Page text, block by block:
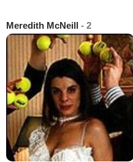
Meredith McNeill - 2